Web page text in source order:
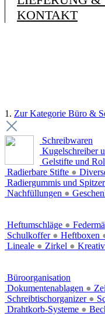
KONTAKT
1. Zur Kategorie Büro &
Schreibwaren
Kugelschreiber
Gelstifte und
Radierbare Stifte ●
Radiergummis und Spitzer
Nachfüllungen ●
Heftumschläge ●
Schulkoffer ● Heftboxen
Lineale ● Zirkel ●
Büroorganisation
Dokumentenablagen ●
Schreibtischorganizer ●
Drahtkorb-Systeme ●